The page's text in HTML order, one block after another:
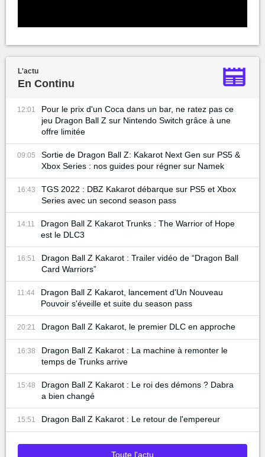
L'actu
En Continu
12:01
Pour le prix d'un Coca dans un bar, ne ratez pas ce
jeu Dragon Ball Z sur Nintendo Switch grâce à une
offre limitée
09:05
Sortie de Dragon Ball Z: Kakarot Next Gen sur PS5 &
Xbox Series : nos guides pour régner sur Namek
16:43
TGS 2022 : DBZ Kakarot débarque sur PS5 et Xbox
Series avec un second season pass
14:11
Dragon Ball Z Kakarot Trunks : The Warrior of Hope
est le DLC3
16:51
Dragon Ball Z Kakarot : Trailer vidéo de “Dragon Ball
Card Warriors”
11:44
Dragon Ball Z Kakarot, lancement d'Un Nouveau
Pouvoir s'éveille et suite du season pass
20:21 Dragon Ball Z Kakarot, le premier DLC en approche
16:38
Dragon Ball Z Kakarot : La machine à remonter le
temps de Trunks arrive
15:48
Dragon Ball Z Kakarot : Le roi des démons ? Dabra
a bien changé
15:51 Dragon Ball Z Kakarot : Le retour de l'empereur
Toute l'actu